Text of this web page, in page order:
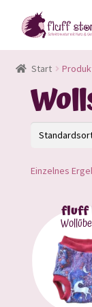
Zur
Navigation
springen
Zum
Inhalt
springen
Blog
Bestellungen
Downloads
Anmelden
10%-Rabatt
Start
Einzelnes
fluff